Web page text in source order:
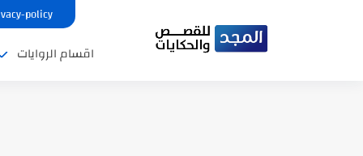
policy
اقسام الروايات